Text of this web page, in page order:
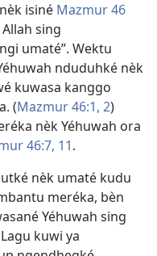
isiné Mazmur 46
sing
umaté”. Wektu
nduduhké nèk
kuwasa kanggo
(Mazmur 46:1, 2)
nèk Yéhuwah ora
46:7, 11.
nèk umaté kudu
meréka, bèn
Yéhuwah sing
kuwi ya